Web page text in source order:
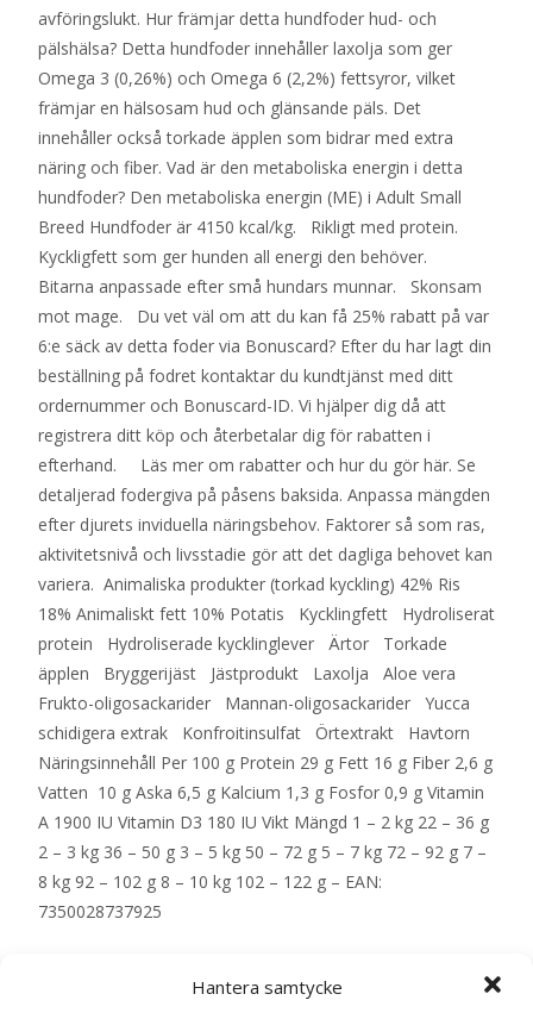
Hantera samtycke
avföringslukt. Hur främjar detta hundfoder hud- och
pälshälsa? Detta hundfoder innehåller laxolja som ger
Omega 3 (0,26%) och Omega 6 (2,2%) fettsyror, vilket
främjar en hälsosam hud och glänsande päls. Det
innehåller också torkade äpplen som bidrar med extra
näring och fiber. Vad är den metaboliska energin i detta
hundfoder? Den metaboliska energin (ME) i Adult Small
Breed Hundfoder är 4150 kcal/kg. Rikligt med protein.
Kyckligfett som ger hunden all energi den behöver.
Bitarna anpassade efter små hundars munnar. Skonsam
mot mage. Du vet väl om att du kan få 25% rabatt på var
6:e säck av detta foder via Bonuscard? Efter du har lagt din
beställning på fodret kontaktar du kundtjänst med ditt
ordernummer och Bonuscard-ID. Vi hjälper dig då att
registrera ditt köp och återbetalar dig för rabatten i
efterhand. Läs mer om rabatter och hur du gör här. Se
detaljerad fodergiva på påsens baksida. Anpassa mängden
efter djurets inviduella näringsbehov. Faktorer så som ras,
aktivitetsnivå och livsstadie gör att det dagliga behovet kan
variera. Animaliska produkter (torkad kyckling) 42% Ris
18% Animaliskt fett 10% Potatis Kycklingfett Hydroliserat
protein Hydroliserade kycklinglever Ärtor Torkade
äpplen Bryggerijäst Jästprodukt Laxolja Aloe vera
Frukto-oligosackarider Mannan-oligosackarider Yucca
schidigera extrak Konfroitinsulfat Örtextrakt Havtorn
Näringsinnehåll Per 100 g Protein 29 g Fett 16 g Fiber 2,6 g
Vatten 10 g Aska 6,5 g Kalcium 1,3 g Fosfor 0,9 g Vitamin
A 1900 IU Vitamin D3 180 IU Vikt Mängd 1 – 2 kg 22 – 36 g
2 – 3 kg 36 – 50 g 3 – 5 kg 50 – 72 g 5 – 7 kg 72 – 92 g 7 –
8 kg 92 – 102 g 8 – 10 kg 102 – 122 g – EAN:
7350028737925
LÄS MERA & KÖP